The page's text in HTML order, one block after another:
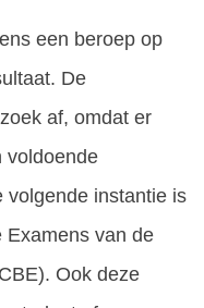
een beroep op
De
af, omdat er
voldoende
volgende instantie is
Examens van de
Ook deze